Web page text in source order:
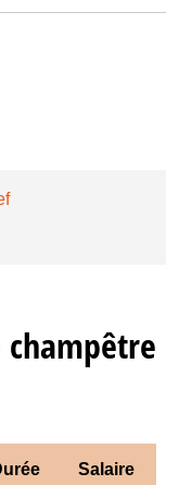
Salaire